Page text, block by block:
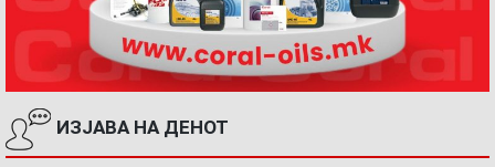
ИЗЈАВА НА ДЕНОТ